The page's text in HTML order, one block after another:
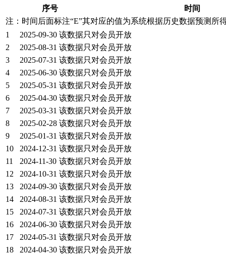
序号
时间
注：时间后面标注“E”其对应的值为系统根据历史数据预测所
1
2025-09-30 该数据只对会员开放
2
2025-08-31 该数据只对会员开放
3
2025-07-31 该数据只对会员开放
4
2025-06-30 该数据只对会员开放
5
2025-05-31 该数据只对会员开放
6
2025-04-30 该数据只对会员开放
7
2025-03-31 该数据只对会员开放
8
2025-02-28 该数据只对会员开放
9
2025-01-31 该数据只对会员开放
10
2024-12-31 该数据只对会员开放
11
2024-11-30 该数据只对会员开放
12
2024-10-31 该数据只对会员开放
13
2024-09-30 该数据只对会员开放
14
2024-08-31 该数据只对会员开放
15
2024-07-31 该数据只对会员开放
16
2024-06-30 该数据只对会员开放
17
2024-05-31 该数据只对会员开放
18
2024-04-30 该数据只对会员开放